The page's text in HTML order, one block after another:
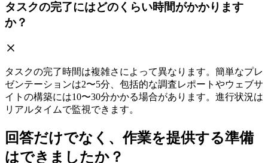
タスクの完了にはどのくらい時間がかかります
か？
タスクの完了時間は複雑さによって異なります。簡単なプレ
ゼンテーションは2〜5分、包括的な調査レポートやウェブサ
イトの構築には10〜30分かかる場合があります。進行状況は
リアルタイムで監視できます。
回答だけでなく、作業を提供する準備
はできましたか？